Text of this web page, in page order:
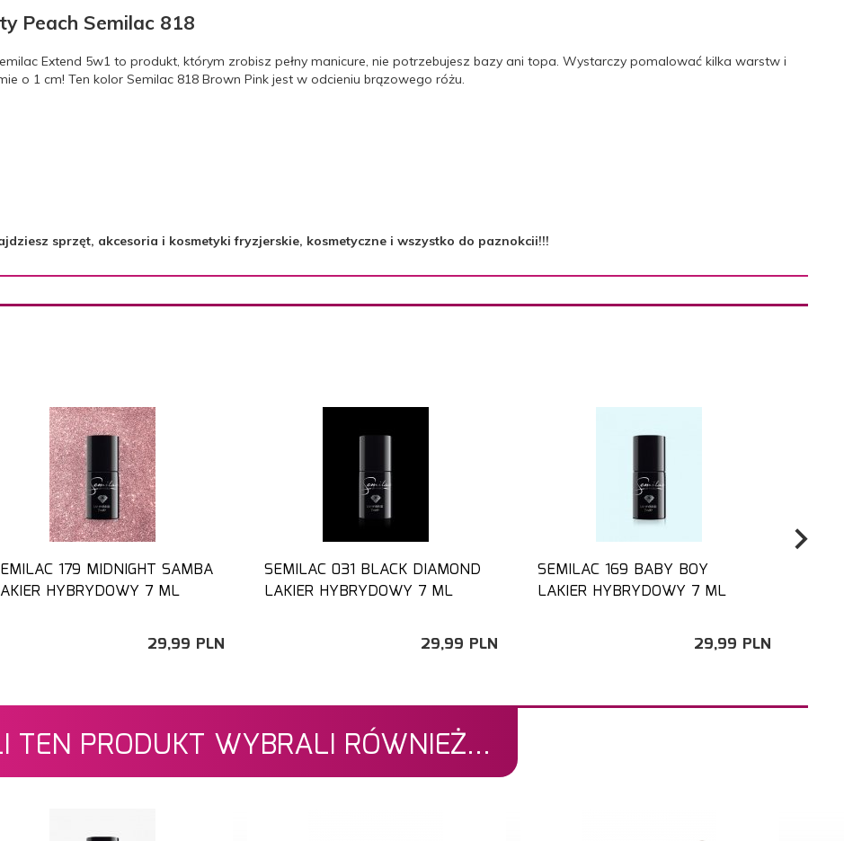
Peach Semilac 818
Extend 5w1 to produkt, którym zrobisz pełny manicure, nie potrzebujesz bazy ani topa. Wystarczy pomalować kilka warstw i
o 1 cm! Ten kolor Semilac 818 Brown Pink jest w odcieniu brązowego różu.
sprzęt, akcesoria i kosmetyki fryzjerskie, kosmetyczne i wszystko do paznokcii!!!
179 MIDNIGHT SAMBA
HYBRYDOWY 7 ML
29,99 PLN
SEMILAC 031 BLACK DIAMOND
LAKIER HYBRYDOWY 7 ML
29,99 PLN
SEMILAC 169 BABY BOY
LAKIER HYBRYDOWY 7 ML
29,99 PLN
TEN PRODUKT WYBRALI RÓWNIEŻ...